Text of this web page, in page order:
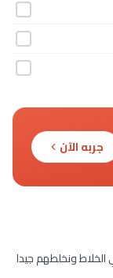
جربه الآن
ونخلطهم جيدا